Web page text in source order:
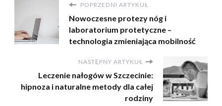
POPRZEDNI ARTYKUŁ
Nowoczesne protezy nóg i
laboratorium protetyczne –
technologia zmieniająca mobilność
NASTĘPNY ARTYKUŁ
Leczenie nałogów w Szczecinie:
hipnoza i naturalne metody dla całej
rodziny